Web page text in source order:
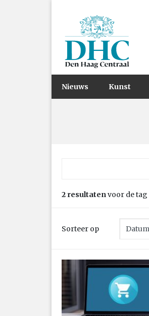
Nieuws Kunst
2 resultatenvoor de tag
Sorteer op